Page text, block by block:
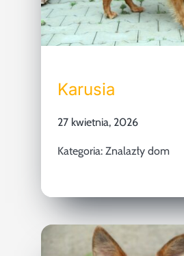
Karusia
27 kwietnia, 2026
Kategoria: Znalazły dom